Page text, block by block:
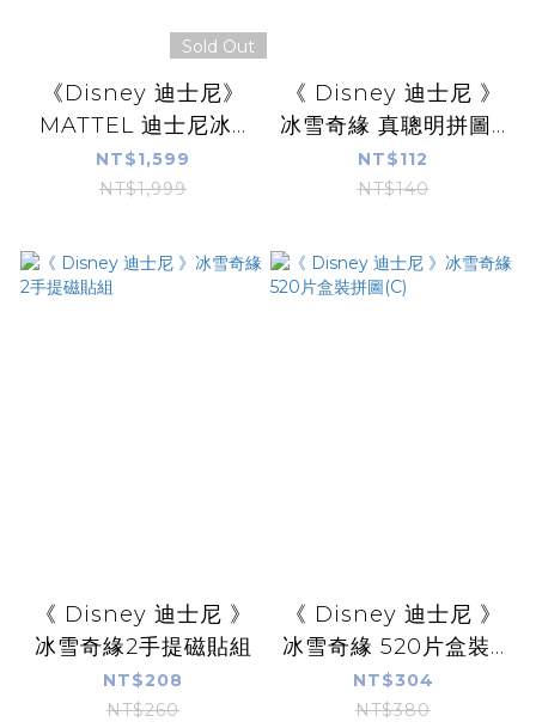
Sold Out
《Disney 迪士尼》
MATTEL 迪士尼冰...
NT$1,599
NT$1,999
《 Disney 迪士尼 》
冰雪奇緣 真聰明拼圖...
NT$112
NT$140
《 Disney 迪士尼 》
冰雪奇緣2手提磁貼組
NT$208
NT$260
《 Disney 迪士尼 》
冰雪奇緣 520片盒裝...
NT$304
NT$380